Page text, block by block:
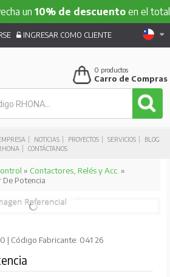
10% de descuentoen el total de tu
NOTICIAS PROYECTOS SERVICIOS
BLOG
CONTÁCTANOS
INGRESAR COMO CLIENTE
0 productos
Carro de Compras
» Contactores, Relés y Acc. »
Potencia
| Código Fabricante: 041 26